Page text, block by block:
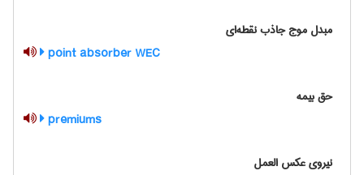
مبدل موج جاذب نقطه‌ای
point absorber WEC
حق بیمه
premiums
نیروی عکس العمل